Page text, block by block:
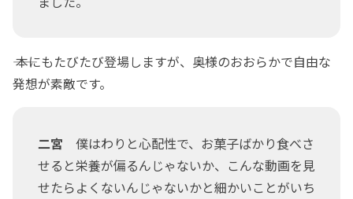
―― 本にもたびたび登場しますが、奥様のおおらかで自由な
発想が素敵です。
二宮 僕はわりと心配性で、お菓子ばかり食べさ
せると栄養が偏るんじゃないか、こんな動画を見
せたらよくないんじゃないかと細かいことがいち